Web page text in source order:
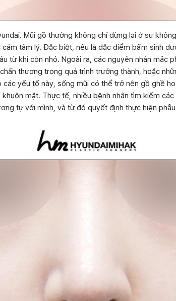
Mũi gồ thường không chỉ dừng lại ở sự
tâm lý. Đặc biệt, nếu là đặc điểm bẩm sinh
từ khi còn nhỏ. Ngoài ra, các nguyên nhân mắc
thương trong quá trình trưởng thành, hoặc
yếu tố này, sống mũi có thể trở nên gồ ghề
mặt. Thực tế, nhiều bệnh nhân tìm kiếm
tự với mình, và từ đó quyết định thực hiện